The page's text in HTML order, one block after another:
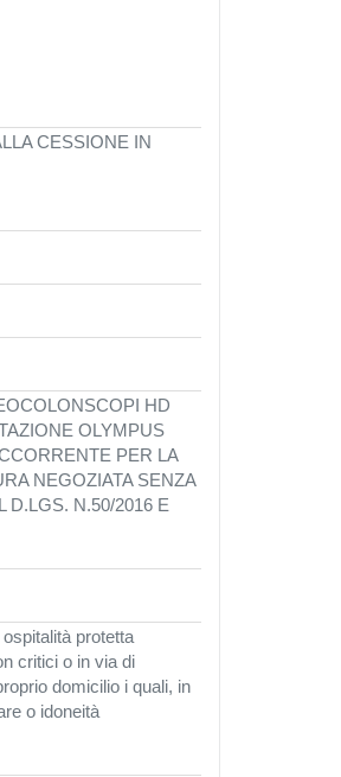
CESSIONE IN
HD
OLYMPUS
PER LA
NEGOZIATA SENZA
D.LGS. N.50/2016 E
protetta
critici o in via di
domicilio i quali, in
o idoneità